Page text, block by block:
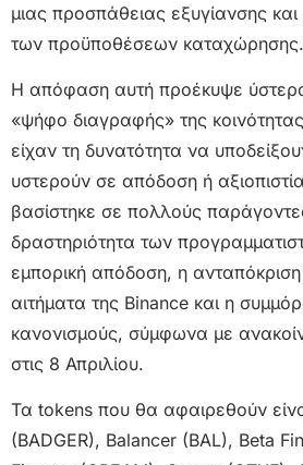
μιας προσπάθειας εξυγίανσης
των προϋποθέσεων καταχώρησης.
Η απόφαση αυτή προέκυψε
«ψήφο διαγραφής» της
είχαν τη δυνατότητα να
υστερούν σε απόδοση ή
βασίστηκε σε πολλούς
δραστηριότητα των
εμπορική απόδοση, η
αιτήματα της Binance και η
κανονισμούς, σύμφωνα με
στις 8 Απριλίου.
Τα tokens που θα αφαιρεθούν
(BADGER), Balancer (BAL), Beta